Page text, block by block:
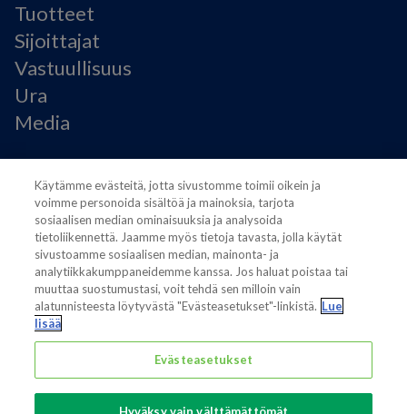
Tuotteet
Sijoittajat
Vastuullisuus
Ura
Media
Käyttöehdot
Modern Slavery Statement
Tietosuojaseloste
Käyttöehdot
Evästeasetukset
Also of interest
Käytämme evästeitä, jotta sivustomme toimii oikein ja
voimme personoida sisältöä ja mainoksia, tarjota
sosiaalisen median ominaisuuksia ja analysoida
tietoliikennettä. Jaamme myös tietoja tavasta, jolla käytät
sivustoamme sosiaalisen median, mainonta- ja
analytiikkakumppaneidemme kanssa. Jos haluat poistaa tai
muuttaa suostumustasi, voit tehdä sen milloin vain
alatunnisteesta löytyvästä "Evästeasetukset"-linkistä. Lue
lisää
Evästeasetukset